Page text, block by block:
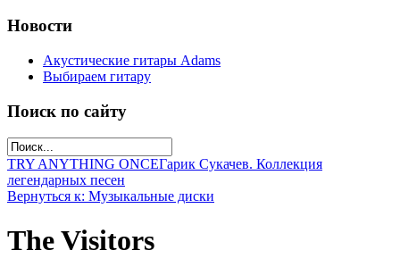
Новости
Акустические гитары Adams
Выбираем гитару
Поиск по сайту
TRY ANYTHING ONCEГарик Сукачев. Коллекция
легендарных песен
Вернуться к: Музыкальные диски
The Visitors